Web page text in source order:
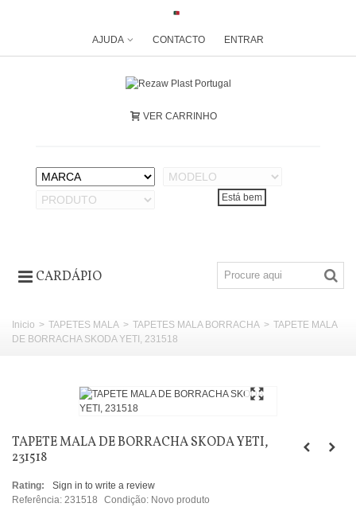
AJUDA CONTACTO ENTRAR
VER CARRINHO
CARDÁPIO
Inicio > TAPETES MALA > TAPETES MALA BORRACHA > TAPETE MALA
DE BORRACHA SKODA YETI, 231518
TAPETE MALA DE BORRACHA SKODA YETI,
231518
Rating:
Sign in to write a review
Referência: 231518 Condição: Novo produto